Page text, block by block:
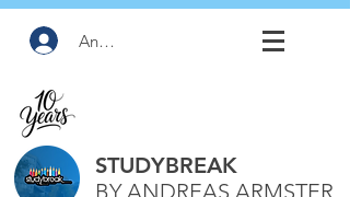
Anmelden
STUDYBREAK
BY ANDREAS ARMSTER